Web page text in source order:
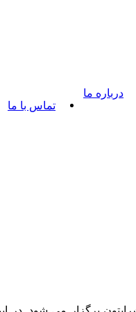
درباره ما
تماس با ما